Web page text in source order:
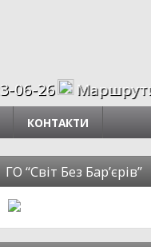
Маршрути
КОНТАКТИ
ГО “Світ Без Бар’єрів”